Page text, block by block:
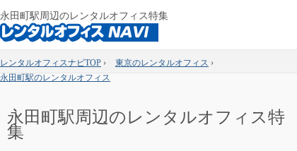
永田町駅周辺のレンタルオフィス特集
レンタルオフィスナビTOP › 東京のレンタルオフィス ›
永田町駅のレンタルオフィス
永田町駅周辺のレンタルオフィス特
集